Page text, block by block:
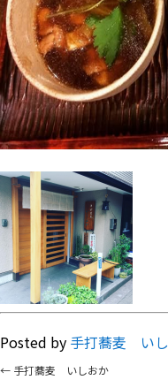
Posted by 手打蕎麦 い
← 手打蕎麦 いしおか